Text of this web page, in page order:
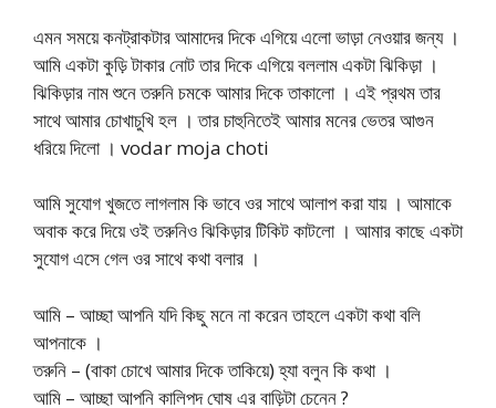
এমন সময়ে কনট্রাকটার আমাদের দিকে এগিয়ে এলো ভাড়া নেওয়ার জন্য ।
আমি একটা কুড়ি টাকার নোট তার দিকে এগিয়ে বললাম একটা ঝিকিড়া ।
ঝিকিড়ার নাম শুনে তরুনি চমকে আমার দিকে তাকালো । এই প্রথম তার
সাথে আমার চোখাচুখি হল । তার চাহুনিতেই আমার মনের ভেতর আগুন
ধরিয়ে দিলো । vodar moja choti
আমি সুযোগ খুজতে লাগলাম কি ভাবে ওর সাথে আলাপ করা যায় । আমাকে
অবাক করে দিয়ে ওই তরুনিও ঝিকিড়ার টিকিট কাটলো । আমার কাছে একটা
সুযোগ এসে গেল ওর সাথে কথা বলার ।
আমি – আচ্ছা আপনি যদি কিছু মনে না করেন তাহলে একটা কথা বলি
আপনাকে ।
তরুনি – (বাকা চোখে আমার দিকে তাকিয়ে) হ্যা বলুন কি কথা ।
আমি – আচ্ছা আপনি কালিপদ ঘোষ এর বাড়িটা চেনেন ?